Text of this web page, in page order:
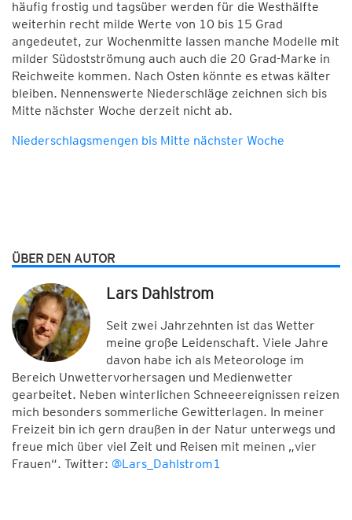
häufig frostig und tagsüber werden für die Westhälfte
weiterhin recht milde Werte von 10 bis 15 Grad
angedeutet, zur Wochenmitte lassen manche Modelle mit
milder Südostströmung auch auch die 20 Grad-Marke in
Reichweite kommen. Nach Osten könnte es etwas kälter
bleiben. Nennenswerte Niederschläge zeichnen sich bis
Mitte nächster Woche derzeit nicht ab.
Niederschlagsmengen bis Mitte nächster Woche
ÜBER DEN AUTOR
Lars Dahlstrom
Seit zwei Jahrzehnten ist das Wetter
meine große Leidenschaft. Viele Jahre
davon habe ich als Meteorologe im
Bereich Unwettervorhersagen und Medienwetter
gearbeitet. Neben winterlichen Schneeereignissen reizen
mich besonders sommerliche Gewitterlagen. In meiner
Freizeit bin ich gern draußen in der Natur unterwegs und
freue mich über viel Zeit und Reisen mit meinen „vier
Frauen“. Twitter: @Lars_Dahlstrom1